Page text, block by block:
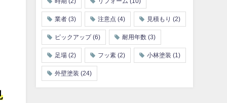
業者(3) 注意点 (4) 見積もり (2)
ピックアップ(6) 耐用年数(3)
足場(2) フッ素(2) 小林塗装 (1)
外壁塗装 (24)